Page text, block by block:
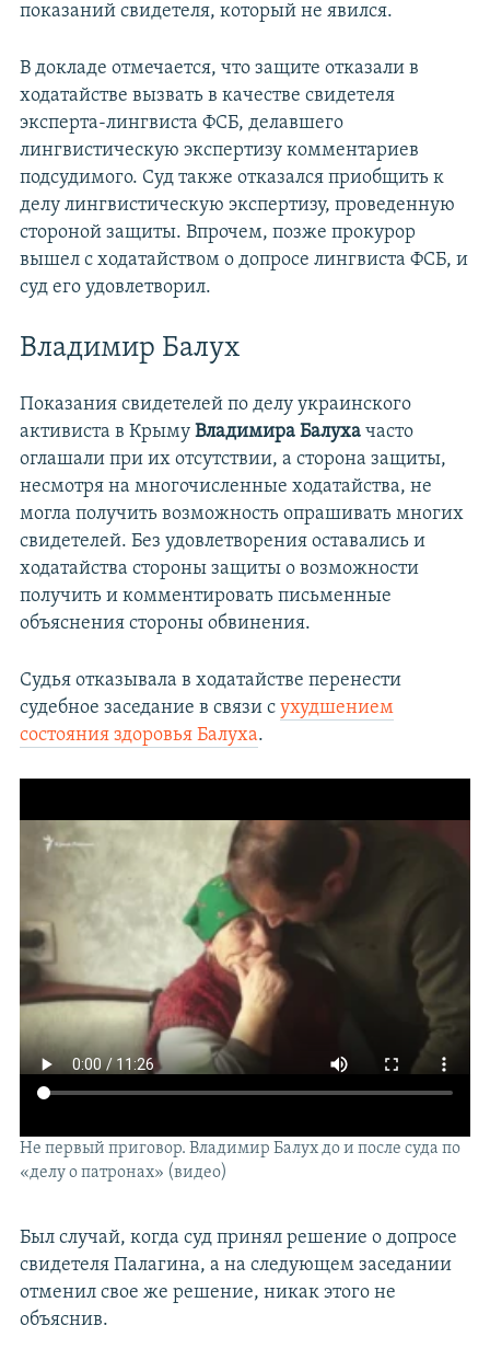
показаний свидетеля, который не явился.
В докладе отмечается, что защите отказали в
ходатайстве вызвать в качестве свидетеля
эксперта-лингвиста ФСБ, делавшего
лингвистическую экспертизу комментариев
подсудимого. Суд также отказался приобщить к
делу лингвистическую экспертизу, проведенную
стороной защиты. Впрочем, позже прокурор
вышел с ходатайством о допросе лингвиста ФСБ, и
суд его удовлетворил.
Владимир Балух
Показания свидетелей по делу украинского
активиста в Крыму Владимира Балуха часто
оглашали при их отсутствии, а сторона защиты,
несмотря на многочисленные ходатайства, не
могла получить возможность опрашивать многих
свидетелей. Без удовлетворения оставались и
ходатайства стороны защиты о возможности
получить и комментировать письменные
объяснения стороны обвинения.
Судья отказывала в ходатайстве перенести
судебное заседание в связи с ухудшением
состояния здоровья Балуха.
Не первый приговор. Владимир Балух до и после суда по
«делу о патронах» (видео)
Был случай, когда суд принял решение о допросе
свидетеля Палагина, а на следующем заседании
отменил свое же решение, никак этого не
объяснив.